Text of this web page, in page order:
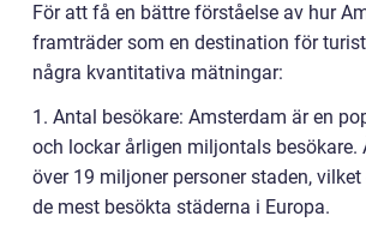
För att få en bättre förståelse av hur
framträder som en destination för
några kvantitativa mätningar:
1. Antal besökare: Amsterdam är en
och lockar årligen miljontals besökare.
över 19 miljoner personer staden,
de mest besökta städerna i Europa.